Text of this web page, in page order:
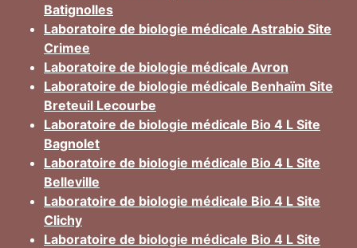
Batignolles
Laboratoire de biologie médicale Astrabio Site
Crimee
Laboratoire de biologie médicale Avron
Laboratoire de biologie médicale Benhaïm Site
Breteuil Lecourbe
Laboratoire de biologie médicale Bio 4 L Site
Bagnolet
Laboratoire de biologie médicale Bio 4 L Site
Belleville
Laboratoire de biologie médicale Bio 4 L Site
Clichy
Laboratoire de biologie médicale Bio 4 L Site